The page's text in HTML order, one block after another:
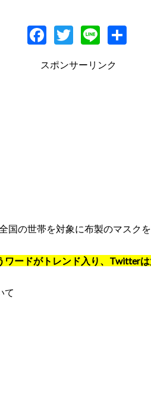
F
e
T
itt
Li
e
スポンサーリンク
国の世帯を対象に布製のマスク
ワードがトレンド入り、Twitter
て